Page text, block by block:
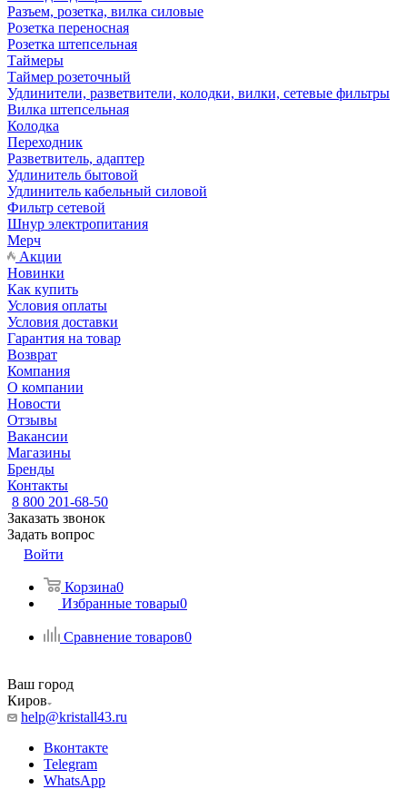
Разъем, розетка, вилка силовые
Розетка переносная
Розетка штепсельная
Таймеры
Таймер розеточный
Удлинители, разветвители, колодки, вилки, сетевые фильтры
Вилка штепсельная
Колодка
Переходник
Разветвитель, адаптер
Удлинитель бытовой
Удлинитель кабельный силовой
Фильтр сетевой
Шнур электропитания
Мерч
Акции
Новинки
Как купить
Условия оплаты
Условия доставки
Гарантия на товар
Возврат
Компания
О компании
Новости
Отзывы
Вакансии
Магазины
Бренды
Контакты
8 800 201-68-50
Заказать звонок
Задать вопрос
Войти
Корзина0
Избранные товары0
Сравнение товаров0
Ваш город
Киров
help@kristall43.ru
Вконтакте
Telegram
WhatsApp